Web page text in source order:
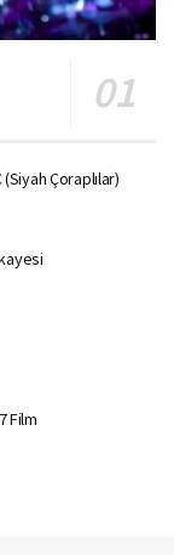
Çoraplılar)
Film